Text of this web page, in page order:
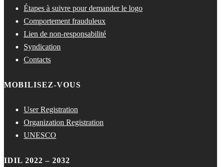
Étapes à suivre pour demander le logo
Comportement frauduleux
Lien de non-responsabilité
Syndication
Contacts
MOBILISEZ-VOUS
User Registration
Organization Registration
UNESCO
IDIL 2022 – 2032